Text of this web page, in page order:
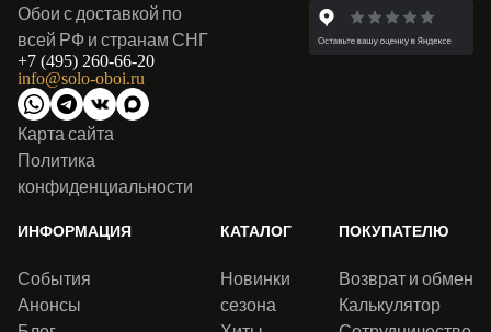
Обои с доставкой по
всей РФ и странам СНГ
+7 (495) 260-66-20
info@solo-oboi.ru
Карта сайта
Политика
конфиденциальности
ИНФОРМАЦИЯ
События
Анонсы
КАТАЛОГ
Новинки
сезона
ПОКУПАТЕЛЮ
Возврат и обмен
Калькулятор